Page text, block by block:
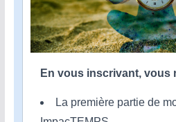
En vous inscrivant, vous
La première partie de